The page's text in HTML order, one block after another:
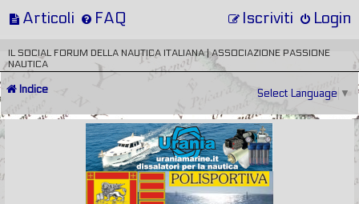
Articoli FAQ Login
Iscriviti
IL SOCIAL FORUM DELLA NAUTICA ITALIANA | ASSOCIAZIONE PASSIONE
NAUTICA
Indice Select Language ▼